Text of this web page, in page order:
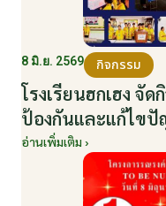
8 มิ.ย. 2569 กิจกรรม
โรงเรียนฮกเฮง จั
ป้องกันและแก้ไขปั
NUMBER ONE อ
2569 ให้กับนักเรี
อ่านเพิ่มเติม ›